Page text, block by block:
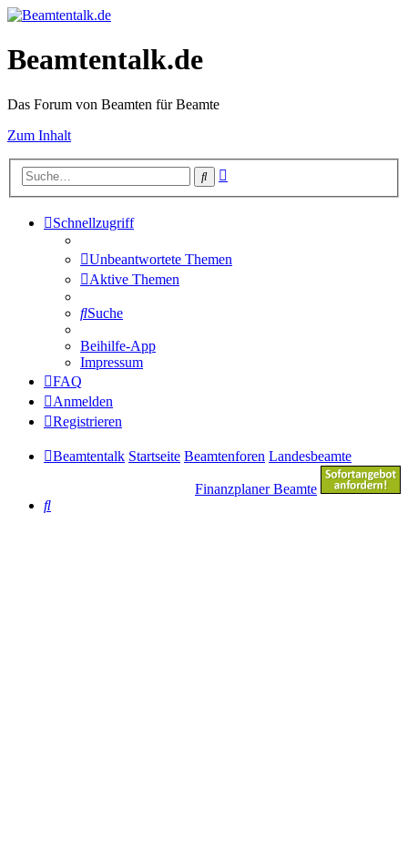
Beamtentalk.de
Das Forum von Beamten für Beamte
Zum Inhalt
Suche
Schnellzugriff
Unbeantwortete Themen
Aktive Themen
Suche
Beihilfe-App
Impressum
FAQ
Anmelden
Registrieren
Beamtentalk Startseite Beamtenforen Landesbeamte
Finanzplaner Beamte
Suche